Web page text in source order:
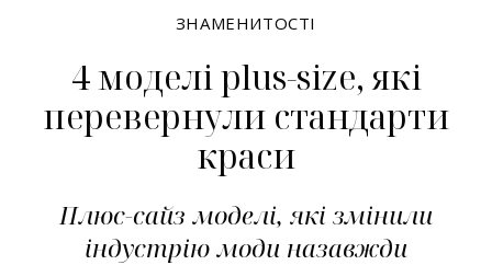
ЗНАМЕНИТОСТІ
4 моделі plus-size, які
перевернули стандарти
краси
Плюс-сайз моделі, які змінили
індустрію моди назавжди